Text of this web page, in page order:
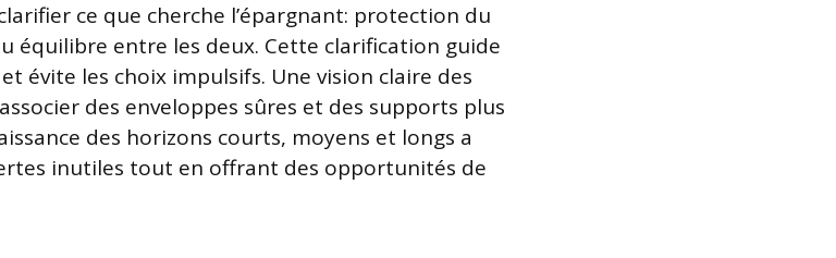
ce que cherche l’épargnant: protection du
équilibre entre les deux. Cette clarification guide
évite les choix impulsifs. Une vision claire des
des enveloppes sûres et des supports plus
des horizons courts, moyens et longs a
inutiles tout en offrant des opportunités de